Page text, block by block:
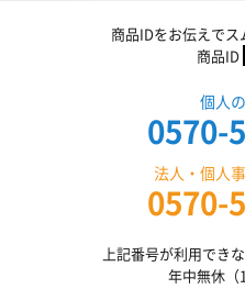
商品IDをお伝えで
商品ID
個人
0570-
法人・個人
0570-
上記番号が利用でき
年中無休（